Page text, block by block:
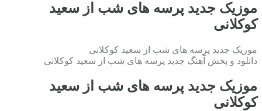
موزیک جدید پرسه های شب از سعید
کوکلانی
موزیک جدید پرسه های شب از سعید کوکلانی
دانلود و پخش آهنگ جدید پرسه های شب از سعید کوکلانی
موزیک جدید پرسه های شب از سعید
کوکلانی